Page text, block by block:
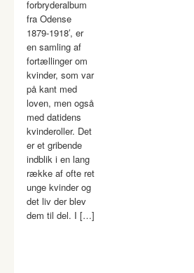
forbryderalbum
fra Odense
1879-1918′, er
en samling af
fortællinger om
kvinder, som var
på kant med
loven, men også
med datidens
kvinderoller. Det
er et gribende
indblik i en lang
række af ofte ret
unge kvinder og
det liv der blev
dem til del. I […]